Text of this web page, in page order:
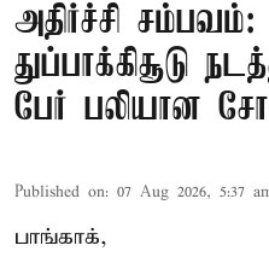
அதிர்ச்சி
துப்பாக்கிசூடு
பேர் பலியான
Published on: 07 Aug 2026, 5:37
பாங்காக்,